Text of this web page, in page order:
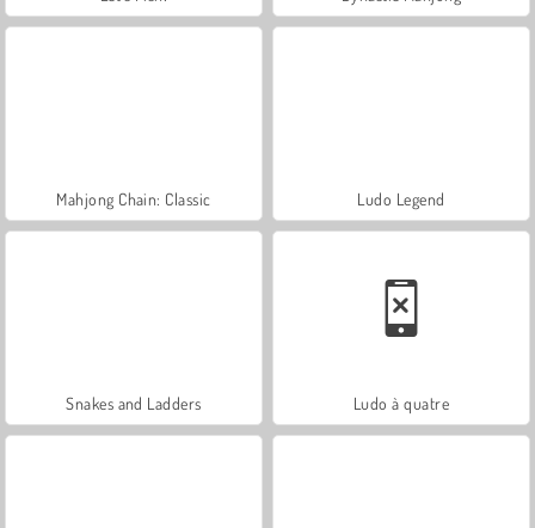
Mahjong Chain: Classic Ludo Legend
Snakes and Ladders Ludo à quatre